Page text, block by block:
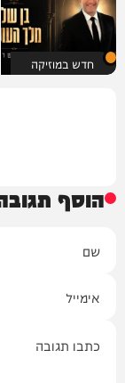
חדש במוזיקה
הוסף